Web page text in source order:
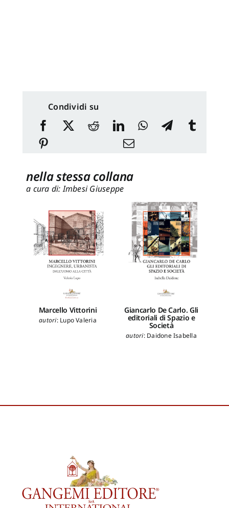
Condividi su
nella stessa collana
a cura di: Imbesi Giuseppe
Marcello Vittorini
autori: Lupo Valeria
Giancarlo De Carlo. Gli
editoriali di Spazio e
Società
autori: Daidone Isabella